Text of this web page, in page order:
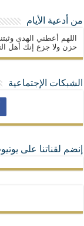
من أدعية الأيام
اللهم أعطني الهدى
حزن ولا جزع إنك أهل
الشبكات الإجتماعية
إنضم لقناتنا على